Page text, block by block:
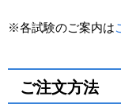
※各試験のご案内は
ご注文方法